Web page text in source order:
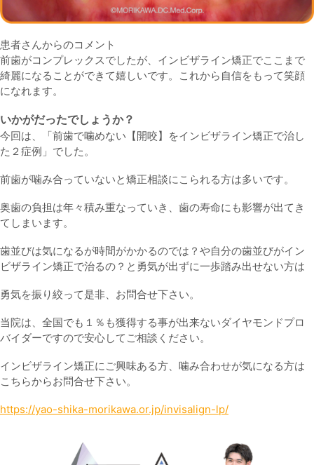
患者さんからのコメント
前歯がコンプレックスでしたが、インビザライン矯正でここまで
綺麗になることができて嬉しいです。これから自信をもって笑顔
になれます。
いかがだったでしょうか？
今回は、「前歯で噛めない【開咬】をインビザライン矯正で治し
た２症例」でした。
前歯が噛み合っていないと矯正相談にこられる方は多いです。
奥歯の負担は年々積み重なっていき、歯の寿命にも影響が出てき
てしまいます。
歯並びは気になるが時間がかかるのでは？や自分の歯並びがイン
ビザライン矯正で治るの？と勇気が出ずに一歩踏み出せない方は
勇気を振り絞って是非、お問合せ下さい。
当院は、全国でも１％も獲得する事が出来ないダイヤモンドプロ
バイダーですので安心してご相談ください。
インビザライン矯正にご興味ある方、噛み合わせが気になる方は
こちらからお問合せ下さい。
https://yao-shika-morikawa.or.jp/invisalign-lp/